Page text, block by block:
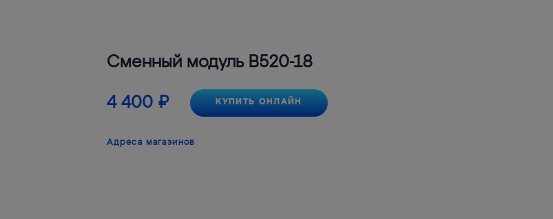
Сменный модуль В520-18
4 400 ₽ КУПИТЬ ОНЛАЙН
Адреса магазинов